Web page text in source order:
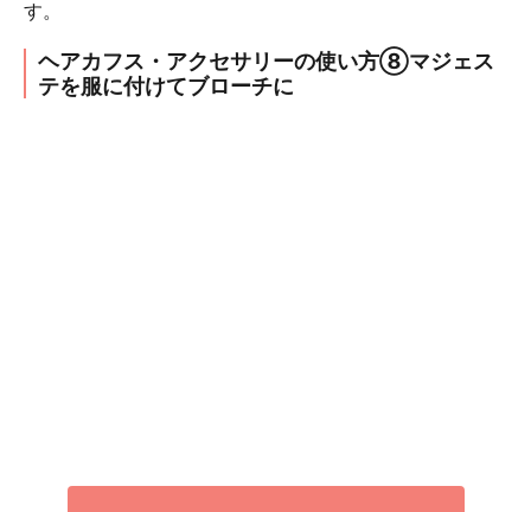
す。
ヘアカフス・アクセサリーの使い方⑧マジェス
テを服に付けてブローチに